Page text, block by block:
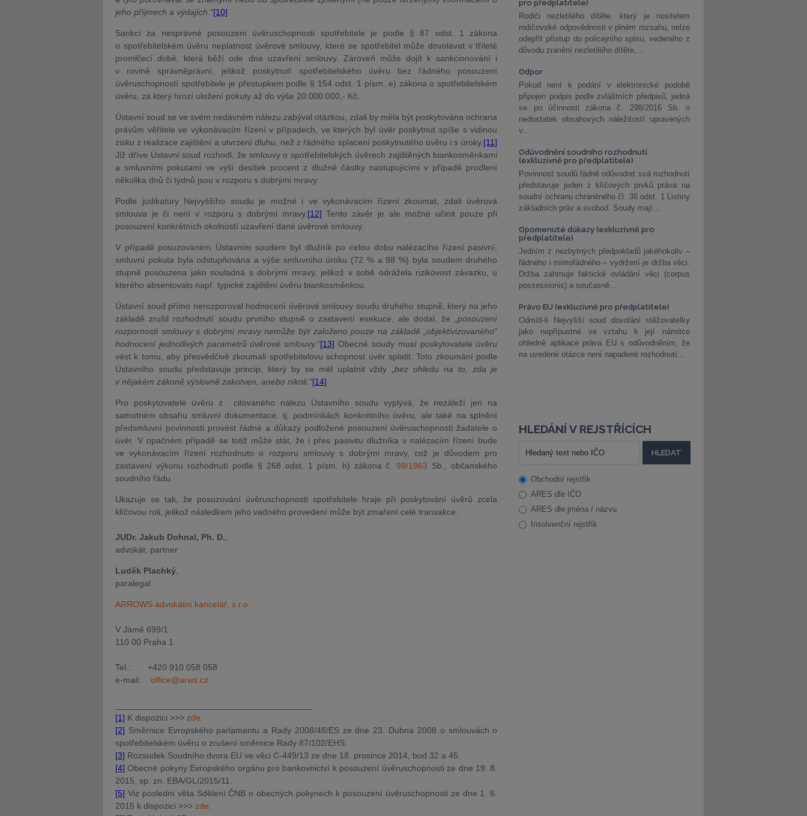
jeho příjmech a výdajích .“[10]
Sankcí za nesprávné posouzení úvěruschopnosti spotřebitele je podle § 87 odst. 1 zákona
o spotřebitelském úvěru neplatnost úvěrové smlouvy, které se spotřebitel může dovolávat v tříleté
promlčecí době, která běží ode dne uzavření smlouvy. Zároveň může dojít k sankcionování i
v rovině správněprávní, jelikož poskytnutí spotřebitelského úvěru bez řádného posouzení
úvěruschopností spotřebitele je přestupkem podle § 154 odst. 1 písm. e) zákona o spotřebitelském
úvěru, za který hrozí uložení pokuty až do výše 20.000.000,- Kč.
Ústavní soud se ve svém nedávném nálezu zabýval otázkou, zdali by měla být poskytována ochrana
právům věřitele ve vykonávacím řízení v případech, ve kterých byl úvěr poskytnut spíše s vidinou
zisku z realizace zajištění a utvrzení dluhu, než z řádného splacení poskytnutého úvěru i s úroky. [11]
Již dříve Ústavní soud rozhodl, že smlouvy o spotřebitelských úvěrech zajištěných biankosměnkami
a smluvními pokutami ve výši desítek procent z dlužné částky nastupujícími v případě prodlení
několika dnů či týdnů jsou v rozporu s dobrými mravy.
Podle judikatury Nejvyššího soudu je možné i ve vykonávacím řízení zkoumat, zdali úvěrová
smlouva je či není v rozporu s dobrými mravy. [12] Tento závěr je ale možné učinit pouze při
posouzení konkrétních okolností uzavření dané úvěrové smlouvy.
V případě posuzovaném Ústavním soudem byl dlužník po celou dobu nalézacího řízení pasivní,
smluvní pokuta byla odstupňována a výše smluvního úroku (72 % a 98 %) byla soudem druhého
stupně posouzena jako souladná s dobrými mravy, jelikož v sobě odrážela rizikovost závazku, u
kterého absentovalo např. typické zajištění úvěru biankosměnkou.
Ústavní soud přímo nerozporoval hodnocení úvěrové smlouvy soudu druhého stupně, který na jeho
základě zrušil rozhodnutí soudu prvního stupně o zastavení exekuce, ale dodal, že „posouzení
rozpornosti smlouvy s dobrými mravy nemůže být založeno pouze na základě „objektivizovaného“
hodnocení jednotlivých parametrů úvěrové smlouvy.“[13] Obecné soudy musí poskytovatelé úvěru
vést k tomu, aby přesvědčivě zkoumali spotřebitelovu schopnost úvěr splatit. Toto zkoumání podle
Ústavního soudu představuje princip, který by se měl uplatnit vždy „bez ohledu na to, zda je
v nějakém zákoně výslovně zakotven, anebo nikoli.“[14]
Pro poskytovatelé úvěru z citovaného nálezu Ústavního soudu vyplývá, že nezáleží jen na
samotném obsahu smluvní dokumentace, tj. podmínkách konkrétního úvěru, ale také na splnění
předsmluvní povinnosti provést řádné a důkazy podložené posouzení úvěruschopnosti žadatele o
úvěr. V opačném případě se totiž může stát, že i přes pasivitu dlužníka v nalézacím řízení bude
ve vykonávacím řízení rozhodnuto o rozporu smlouvy s dobrými mravy, což je důvodem pro
zastavení výkonu rozhodnutí podle § 268 odst. 1 písm. h) zákona č.99/1963 Sb., občanského
soudního řádu.
Ukazuje se tak, že posuzování úvěruschopnosti spotřebitele hraje při poskytování úvěrů zcela
klíčovou roli, jelikož následkem jeho vadného provedení může být zmaření celé transakce.
JUDr. Jakub Dohnal, Ph. D.
advokát, partner
Luděk Plachký
paralegal
ARROWS advokátní kancelář, s.r.o.
V Jámě 699/1
110 00 Praha 1
Tel.: +420 910 058 058
e-mail: office@arws.cz
[1] K dispozici >>> zde
[2] Směrnice Evropského parlamentu a Rady 2008/48/ES ze dne 23. Dubna 2008 o smlouvách o
spotřebitelském úvěru o zrušení směrnice Rady 87/102/EHS.
[3] Rozsudek Soudního dvora EU ve věci C-449/13 ze dne 18. prosince 2014, bod 32 a 45.
[4] Obecné pokyny Evropského orgánu pro bankovnictví k posouzení úvěruschopnosti ze dne 19. 8.
2015, sp. zn. EBA/GL/2015/11.
[5] Viz poslední věta Sdělení ČNB o obecných pokynech k posouzení úvěruschopnosti ze dne 1. 6.
2015 k dispozici >>> zde
pro předplatitele)
Rodiči nezletilého dítěte, který je nositelem
rodičovské odpovědnosti v plném rozsahu, nelze
odepřít přístup do policejního spisu, vedeného z
důvodu zranění nezletilého dítěte,...
Odpor
Pokud není k podání v elektronické podobě
připojen podpis podle zvláštních předpisů, jedná
se po účinnosti zákona č. 298/2016 Sb. o
nedostatek obsahových náležitostí upravených
v...
Odůvodnění soudního rozhodnutí
(exkluzivně pro předplatitele)
Povinnost soudů řádně odůvodnit svá rozhodnutí
představuje jeden z klíčových prvků práva na
soudní ochranu chráněného čl. 36 odst. 1 Listiny
základních práv a svobod. Soudy mají...
Opomenuté důkazy (exkluzivně pro
předplatitele)
Jedním z nezbytných předpokladů jakéhokoliv –
řádného i mimořádného – vydržení je držba věci.
Držba zahrnuje faktické ovládání věci (corpus
possessionis) a současně...
Právo EU (exkluzivně pro předplatitele)
Odmítl-li Nejvyšší soud dovolání stěžovatelky
jako nepřípustné ve vztahu k její námitce
ohledně aplikace práva EU s odůvodněním, že
na uvedené otázce není napadené rozhodnutí...
HLEDÁNÍ V REJSTŘÍCÍCH
Obchodní rejstřík
ARES dle IČO
ARES dle jména / názvu
Insolvenční rejstřík